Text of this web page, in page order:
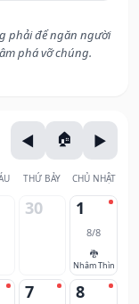
phải để ngăn người
phá vỡ chúng.
THỨ BẢY CHỦ NHẬT
30 1
8/8
🐉
Nhâm Thìn
7 8